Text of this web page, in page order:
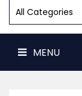
MENU
Print
Mari